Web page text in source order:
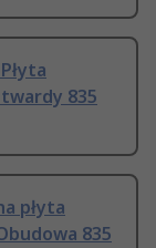
835
płyta
835